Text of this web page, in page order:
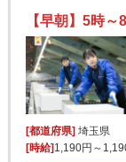
[都道府県]埼玉県
[時給]1,190円～